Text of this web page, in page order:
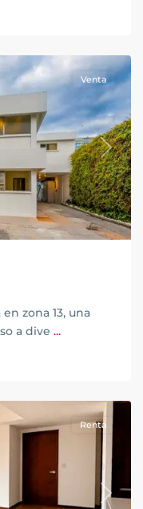
Next
Venta
zona 13, una
a dive ...
Next
Renta